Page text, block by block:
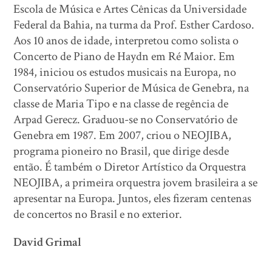
Escola de Música e Artes Cênicas da Universidade
Federal da Bahia, na turma da Prof. Esther Cardoso.
Aos 10 anos de idade, interpretou como solista o
Concerto de Piano de Haydn em Ré Maior. Em
1984, iniciou os estudos musicais na Europa, no
Conservatório Superior de Música de Genebra, na
classe de Maria Tipo e na classe de regência de
Arpad Gerecz. Graduou-se no Conservatório de
Genebra em 1987. Em 2007, criou o NEOJIBA,
programa pioneiro no Brasil, que dirige desde
então. É também o Diretor Artístico da Orquestra
NEOJIBA, a primeira orquestra jovem brasileira a se
apresentar na Europa. Juntos, eles fizeram centenas
de concertos no Brasil e no exterior.
David Grimal